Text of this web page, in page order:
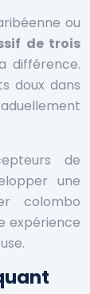
ou
de trois
différence.
doux dans
de
une
colombo
expérience